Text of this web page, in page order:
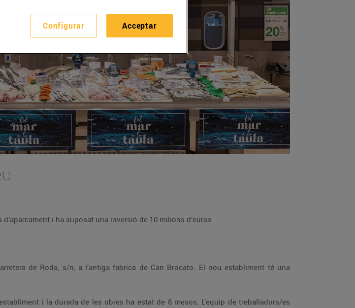
L’establiment té una superfície de vendes 2.205 m², 163 places d’aparcament i ha suposat una inversió de 10 milions d’euros
en la construcció de l’establiment i la durada de les obres ha estat de 8 mesos. L’equip de treballadors/es
Configurar Acceptar